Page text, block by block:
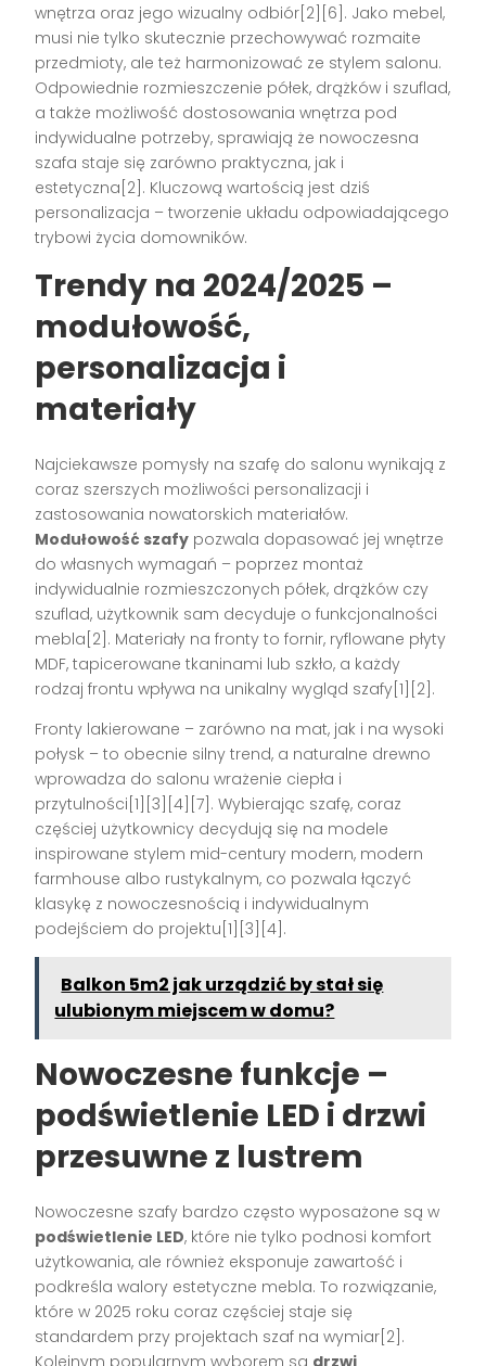
wnętrza oraz jego wizualny odbiór[2][6]. Jako mebel,
musi nie tylko skutecznie przechowywać rozmaite
przedmioty, ale też harmonizować ze stylem salonu.
Odpowiednie rozmieszczenie półek, drążków i szuflad,
a także możliwość dostosowania wnętrza pod
indywidualne potrzeby, sprawiają że nowoczesna
szafa staje się zarówno praktyczna, jak i
estetyczna[2]. Kluczową wartością jest dziś
personalizacja – tworzenie układu odpowiadającego
trybowi życia domowników.
Trendy na 2024/2025 –
modułowość,
personalizacja i
materiały
Najciekawsze pomysły na szafę do salonu wynikają z
coraz szerszych możliwości personalizacji i
zastosowania nowatorskich materiałów.
Modułowość szafy pozwala dopasować jej wnętrze
do własnych wymagań – poprzez montaż
indywidualnie rozmieszczonych półek, drążków czy
szuflad, użytkownik sam decyduje o funkcjonalności
mebla[2]. Materiały na fronty to fornir, ryflowane płyty
MDF, tapicerowane tkaninami lub szkło, a każdy
rodzaj frontu wpływa na unikalny wygląd szafy[1][2].
Fronty lakierowane – zarówno na mat, jak i na wysoki
połysk – to obecnie silny trend, a naturalne drewno
wprowadza do salonu wrażenie ciepła i
przytulności[1][3][4][7]. Wybierając szafę, coraz
częściej użytkownicy decydują się na modele
inspirowane stylem mid-century modern, modern
farmhouse albo rustykalnym, co pozwala łączyć
klasykę z nowoczesnością i indywidualnym
podejściem do projektu[1][3][4].
Balkon 5m2 jak urządzić by stał się
ulubionym miejscem w domu?
Nowoczesne funkcje –
podświetlenie LED i drzwi
przesuwne z lustrem
Nowoczesne szafy bardzo często wyposażone są w
podświetlenie LED, które nie tylko podnosi komfort
użytkowania, ale również eksponuje zawartość i
podkreśla walory estetyczne mebla. To rozwiązanie,
które w 2025 roku coraz częściej staje się
standardem przy projektach szaf na wymiar[2].
Kolejnym popularnym wyborem są drzwi